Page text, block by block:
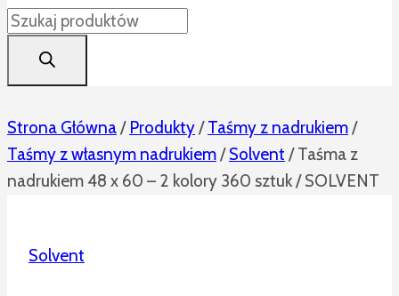
Wyszukiwarka
produktów
Strona Główna/ Produkty/ Taśmy z nadrukiem/
Taśmy z własnym nadrukiem/ Solvent / Taśma z
nadrukiem 48 x 60 – 2 kolory 360 sztuk / SOLVENT
Solvent